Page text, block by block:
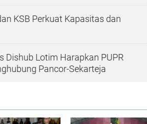
KSB Perkuat Kapasitas dan
Dishub Lotim Harapkan PUPR
Pancor-Sekarteja